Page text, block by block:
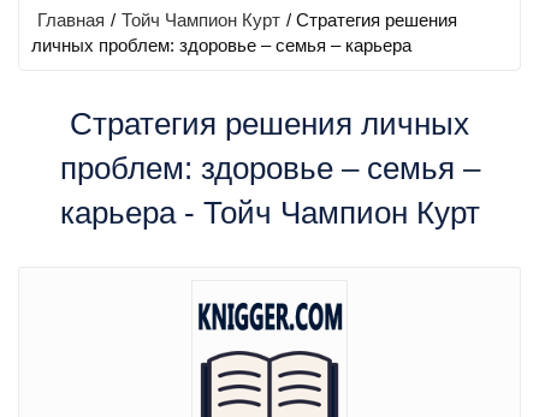
Главная / Тойч Чампион Курт / Стратегия решения
личных проблем: здоровье – семья – карьера
Стратегия решения личных
проблем: здоровье – семья –
карьера - Тойч Чампион Курт